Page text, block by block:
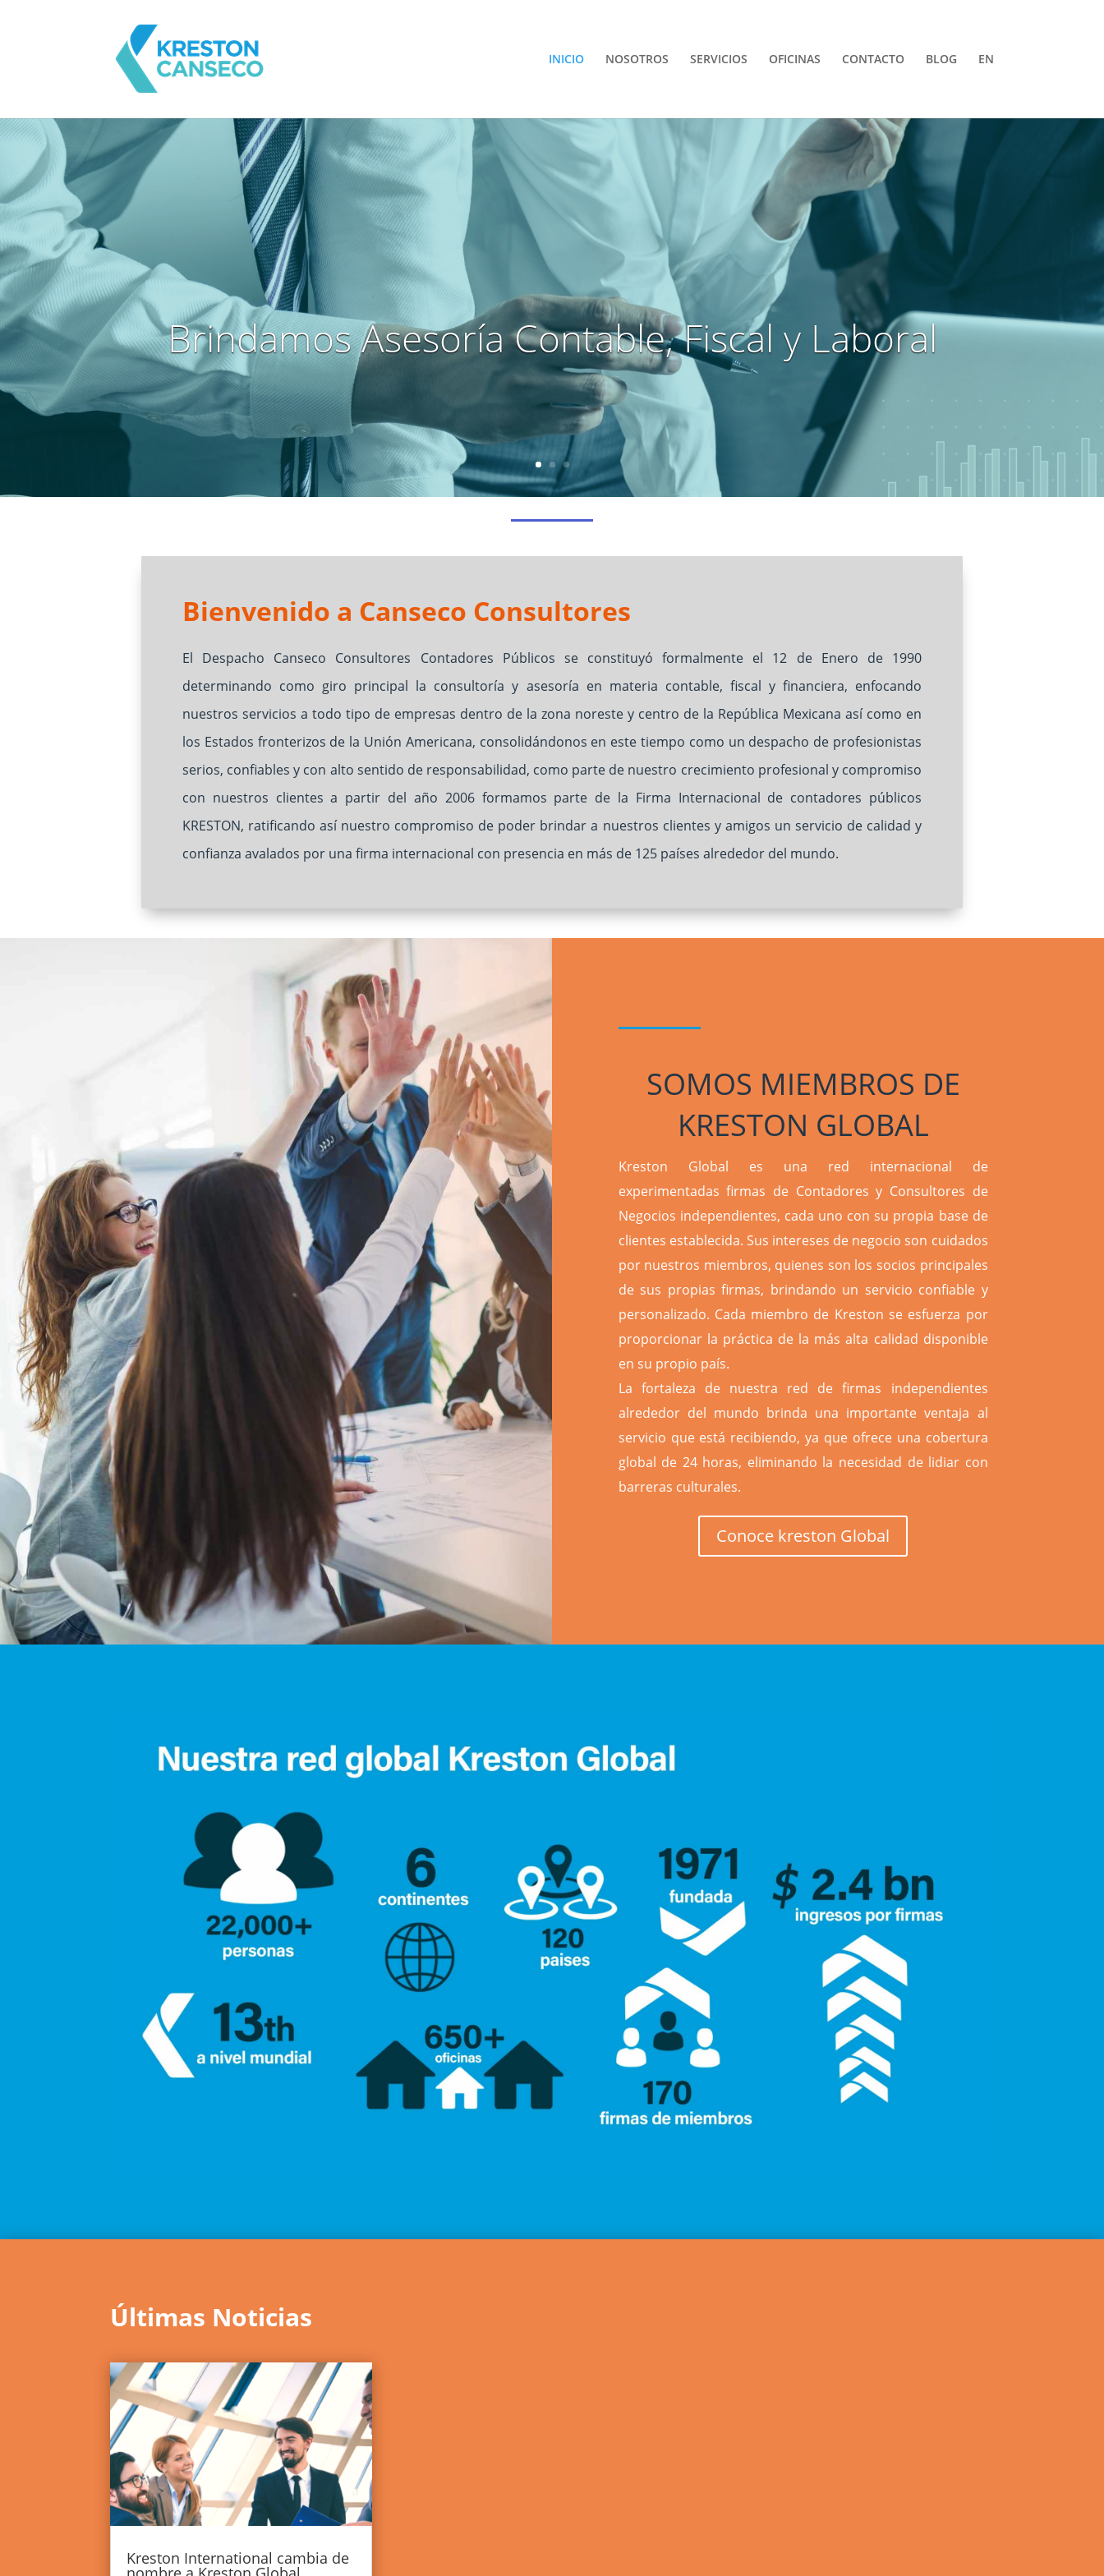
INICIO NOSOTROS SERVICIOS OFICINAS CONTACTO BLOG EN
Bienvenido a Canseco Consultores
El Despacho Canseco Consultores Contadores Públicos se constituyó formalmente el 12 de Enero de 1990
determinando como giro principal la consultoría y asesoría en materia contable, fiscal y financiera, enfocando
nuestros servicios a todo tipo de empresas dentro de la zona noreste y centro de la República Mexicana así como en
los Estados fronterizos de la Unión Americana, consolidándonos en este tiempo como un despacho de profesionistas
serios, confiables y con alto sentido de responsabilidad, como parte de nuestro crecimiento profesional y compromiso
con nuestros clientes a partir del año 2006 formamos parte de la Firma Internacional de contadores públicos
KRESTON, ratificando así nuestro compromiso de poder brindar a nuestros clientes y amigos un servicio de calidad y
confianza avalados por una firma internacional con presencia en más de 125 países alrededor del mundo.
SOMOS MIEMBROS DE
KRESTON GLOBAL
Kreston Global es una red internacional de
experimentadas firmas de Contadores y Consultores de
Negocios independientes, cada uno con su propia base de
clientes establecida. Sus intereses de negocio son cuidados
por nuestros miembros, quienes son los socios principales
de sus propias firmas, brindando un servicio confiable y
personalizado. Cada miembro de Kreston se esfuerza por
proporcionar la práctica de la más alta calidad disponible
en su propio país.
La fortaleza de nuestra red de firmas independientes
alrededor del mundo brinda una importante ventaja al
servicio que está recibiendo, ya que ofrece una cobertura
global de 24 horas, eliminando la necesidad de lidiar con
barreras culturales.
Conoce kreston Global
Últimas Noticias
Kreston International cambia de